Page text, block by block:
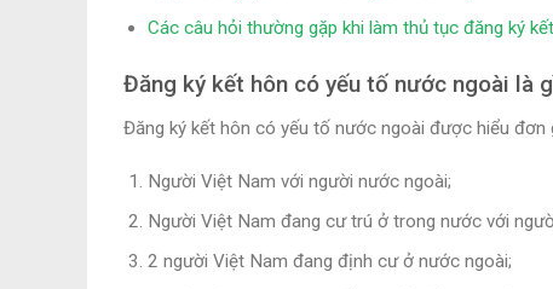
Các câu hỏi thường gặp khi làm thủ tục đăng ký
Đăng ký kết hôn có yếu tố nước ngoài là
Đăng ký kết hôn có yếu tố nước ngoài được hiểu đơn
Người Việt Nam với người nước ngoài;
Người Việt Nam đang cư trú ở trong nước với
2 người Việt Nam đang định cư ở nước ngoài;